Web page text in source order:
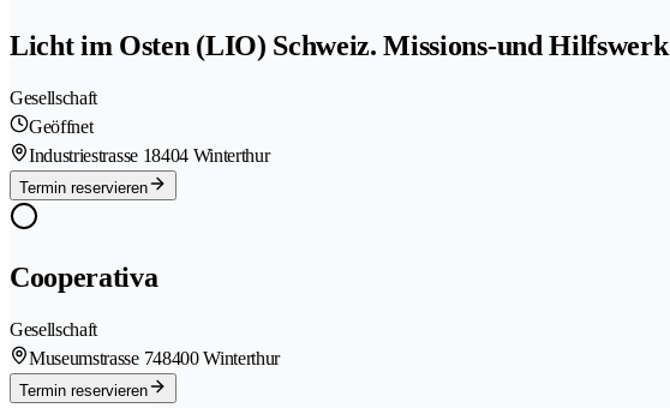
Licht im Osten (LIO) Schweiz. Missions-und Hilfswerk
Gesellschaft
Geöffnet
Industriestrasse 18404 Winterthur
Termin reservieren
Cooperativa
Gesellschaft
Museumstrasse 748400 Winterthur
Termin reservieren